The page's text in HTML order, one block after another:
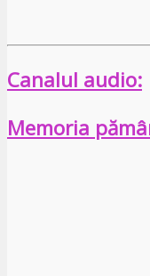
Canalul audio:
Memoria